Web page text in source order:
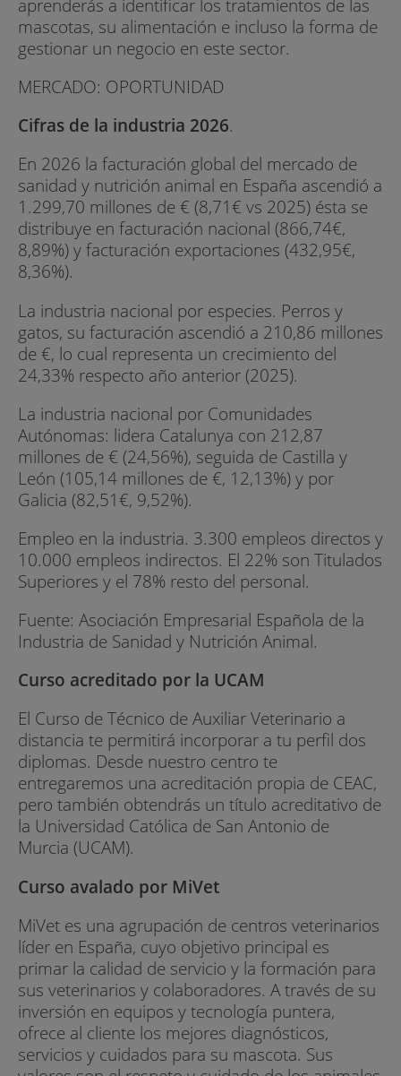
mascotas, su alimentación e incluso la forma de
gestionar un negocio en este sector.
MERCADO: OPORTUNIDAD
Cifras de la industria 2026.
En 2026 la facturación global del mercado de
sanidad y nutrición animal en España ascendió a
1.299,70 millones de € (8,71€ vs 2025) ésta se
distribuye en facturación nacional (866,74€,
8,89%) y facturación exportaciones (432,95€,
8,36%).
La industria nacional por especies. Perros y
gatos, su facturación ascendió a 210,86 millones
de €, lo cual representa un crecimiento del
24,33% respecto año anterior (2025).
La industria nacional por Comunidades
Autónomas: lidera Catalunya con 212,87
millones de € (24,56%), seguida de Castilla y
León (105,14 millones de €, 12,13%) y por
Galicia (82,51€, 9,52%).
Empleo en la industria. 3.300 empleos directos y
10.000 empleos indirectos. El 22% son Titulados
Superiores y el 78% resto del personal.
Fuente: Asociación Empresarial Española de la
Industria de Sanidad y Nutrición Animal.
Curso acreditado por la UCAM
El Curso de Técnico de Auxiliar Veterinario a
distancia te permitirá incorporar a tu perfil dos
diplomas. Desde nuestro centro te
entregaremos una acreditación propia de CEAC,
pero también obtendrás un título acreditativo de
la Universidad Católica de San Antonio de
Murcia (UCAM).
Curso avalado por MiVet
MiVet es una agrupación de centros veterinarios
líder en España, cuyo objetivo principal es
primar la calidad de servicio y la formación para
sus veterinarios y colaboradores. A través de su
inversión en equipos y tecnología puntera,
ofrece al cliente los mejores diagnósticos,
servicios y cuidados para su mascota. Sus